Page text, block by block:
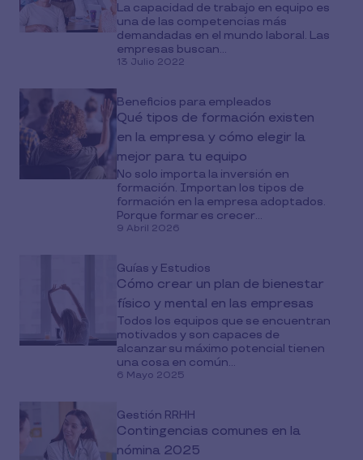
La capacidad de trabajo en equipo es
una de las competencias más
demandadas en el mundo laboral. Las
empresas buscan...
13 Julio 2022
Beneficios para empleados
Qué tipos de formación existen
en la empresa y cómo elegir la
mejor para tu equipo
No solo importa la inversión en
formación. Importan los tipos de
formación en la empresa adoptados.
Porque formar es crecer...
9 Abril 2026
Guías y Estudios
Cómo crear un plan de bienestar
físico y mental en las empresas
Todos los equipos que se encuentran
motivados y son capaces de
alcanzar su máximo potencial tienen
una cosa en común...
6 Mayo 2025
Gestión RRHH
Contingencias comunes en la
nómina 2025